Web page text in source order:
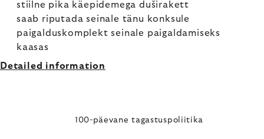
stiilne pika käepidemega duširakett
saab riputada seinale tänu konksule
paigalduskomplekt seinale paigaldamiseks
kaasas
Detailed information
100-päevane tagastuspoliitika